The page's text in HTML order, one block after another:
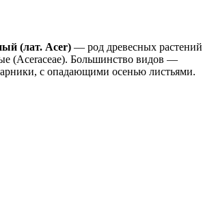
(лат. Acer) — род древесных растений
(Aceraceae). Большинство видов —
с опадающими осенью листьями.